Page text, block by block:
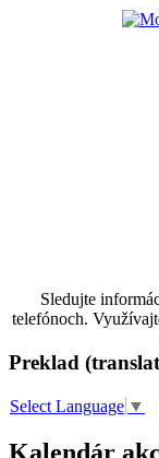
Sledujte
telefónoch.
Preklad
Select Language ▼
Kalendár